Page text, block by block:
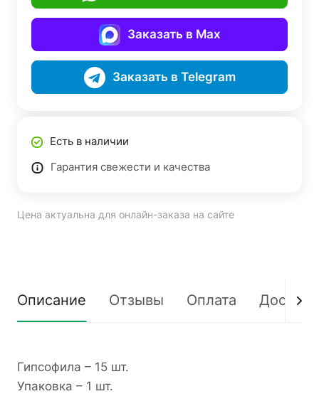
Заказать в Max
Заказать в Telegram
Есть в наличии
Гарантия свежести и качества
Цена актуальна для онлайн-заказа на сайте
Описание Отзывы Оплата
Гипсофила – 15 шт.
Упаковка – 1 шт.